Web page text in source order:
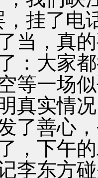
，挂了电
当，真
：大家
等一场
真实情
了善心
，下午
李东方